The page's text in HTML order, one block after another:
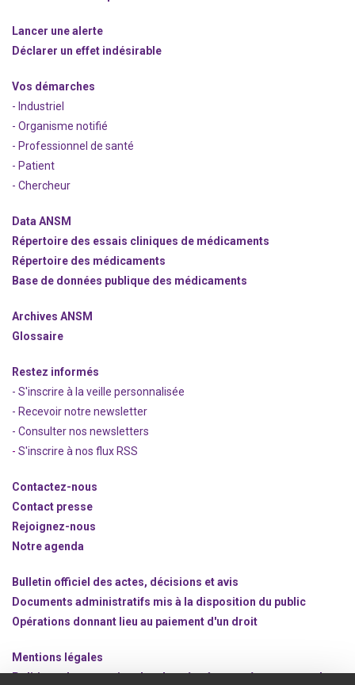
Lancer une alerte
Déclarer un effet indésirable
Vos démarches
- Industriel
- Organisme notifié
- Professionnel de santé
- Patient
- Chercheur
Data ANSM
Répertoire des essais cliniques de médicaments
Répertoire des médicaments
Base de données publique des médicaments
Archives ANSM
Glossaire
Restez informés
- S'inscrire à la veille personnalisée
- Recevoir notre newsletter
- Consulter nos newsletters
- S'inscrire à nos flux RSS
Contactez-nous
Contact presse
Rejoignez-nous
Notre agenda
Bulletin officiel des actes, décisions et avis
Documents administratifs mis à la disposition du public
Opérations donnant lieu au paiement d'un droit
Mentions légales
Politique de protection des données à caractère personnel